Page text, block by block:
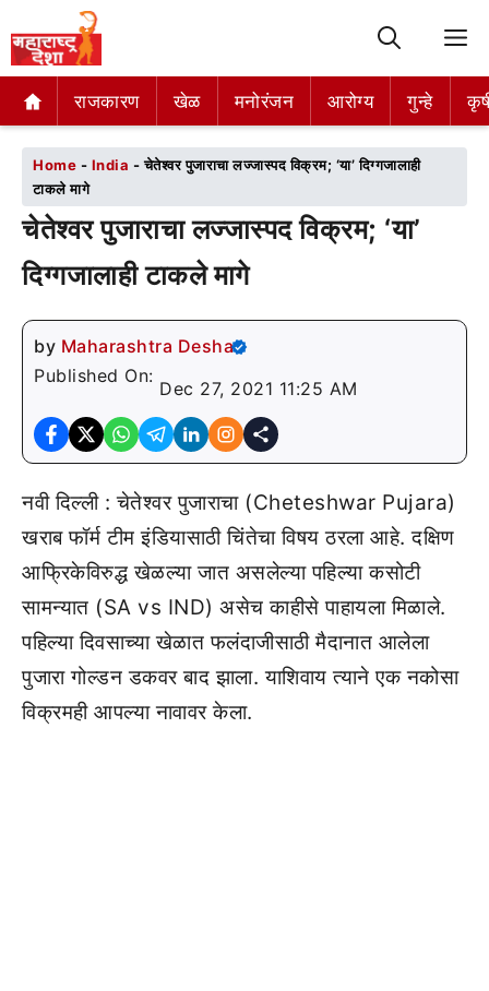
राजकारण खेळ मनोरंजन आरोग्य गुन्हे
राजकारण खेळ मनोरंजन आरोग्य गुन्हे
Home - India -चेतेश्वर पुजाराचा लज्जास्पद विक्रम; ‘या’ दिग्गजालाही
टाकले मागे
चेतेश्वर पुजाराचा लज्जास्पद विक्रम; ‘या’
दिग्गजालाही टाकले मागे
by Maharashtra Desha
Published On:
Dec 27, 2021 11:25 AM
नवी दिल्ली : चेतेश्वर पुजाराचा (Cheteshwar Pujara)
खराब फॉर्म टीम इंडियासाठी चिंतेचा विषय ठरला आहे. दक्षिण
आफ्रिकेविरुद्ध खेळल्या जात असलेल्या पहिल्या कसोटी
सामन्यात (SA vs IND) असेच काहीसे पाहायला मिळाले.
पहिल्या दिवसाच्या खेळात फलंदाजीसाठी मैदानात आलेला
पुजारा गोल्डन डकवर बाद झाला. याशिवाय त्याने एक नकोसा
विक्रमही आपल्या नावावर केला.